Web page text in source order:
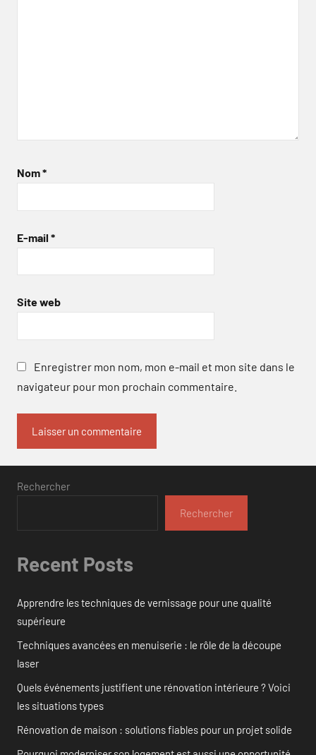
Nom*
E-mail *
Site web
Enregistrer mon nom, mon e-mail et mon site dans le
navigateur pour mon prochain commentaire.
Rechercher
Rechercher
Recent Posts
Apprendre les techniques de vernissage pour une qualité
supérieure
Techniques avancées en menuiserie : le rôle de la découpe
laser
Quels événements justifient une rénovation intérieure ? Voici
les situations types
Rénovation de maison : solutions fiables pour un projet solide